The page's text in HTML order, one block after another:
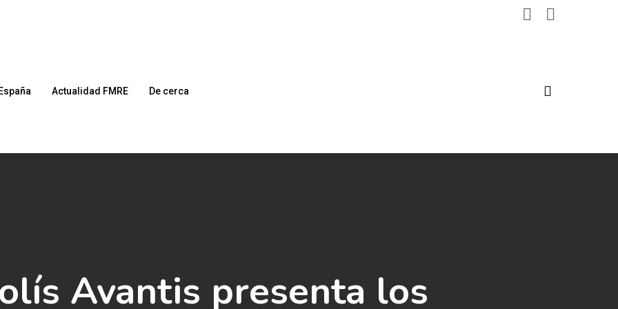
Actualidad FMRE De cerca
Avantis presenta los